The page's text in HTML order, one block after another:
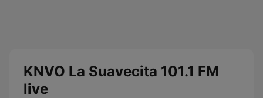
KNVO La Suavecita 101.1 FM
live